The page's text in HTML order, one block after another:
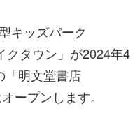
キッズパーク
クタウン」が2024年4
「明文堂書店
ープンします。